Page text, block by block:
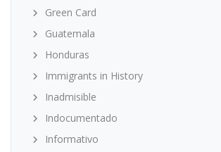
Green Card
Guatemala
Honduras
Immigrants in History
Inadmisible
Indocumentado
Informativo